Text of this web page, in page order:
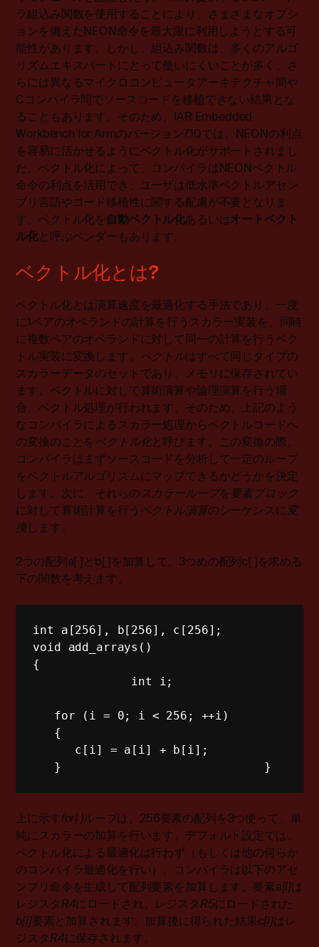
ラ組込み関数を使用することにより、さまざまなオプシ
ョンを備えたNEON命令を最大限に利用しようとする可
能性があります。しかし、組込み関数は、多くのアルゴ
リズムエキスパートにとって使いにくいことが多く、さ
らには異なるマイクロコンピュータアーキテクチャ間や
Cコンパイラ間でソースコードを移植できない結果とな
ることもあります。そのため、IAR Embedded
Workbench for Armのバージョン7.10では、NEONの利点
を容易に活かせるようにベクトル化がサポートされまし
た。ベクトル化によって、コンパイラはNEONベクトル
命令の利点を活用でき、ユーザは低水準ベクトルアセン
ブリ言語やコード移植性に関する配慮が不要となりま
す。ベクトル化を自動ベクトル化あるいはオートベクト
ル化と呼ぶベンダーもあります。
ベクトル化とは?
ベクトル化とは演算速度を最適化する手法であり、一度
に1ペアのオペランドの計算を行うスカラー実装を、同時
に複数ペアのオペランドに対して同一の計算を行うベク
トル実装に変換します。 ベクトルはすべて同じタイプの
スカラーデータのセットであり、メモリに保存されてい
ます。ベクトルに対して算術演算や論理演算を行う場
合、ベクトル処理が行われます。そのため、上記のよう
なコンパイラによるスカラー処理からベクトルコードへ
の変換のことをベクトル化と呼びます。この変換の際、
コンパイラはまずソースコードを分析して一定のループ
をベクトルアルゴリズムにマップできるかどうかを決定
します。次に、それらのスカラーループを要素ブロック
に対して算術計算を行う ベクトル演算のシーケンスに変
換します。
2つの配列a[ ]とb[ ]を加算して、3つめの配列c[ ]を求める
下の関数を考えます。
int a [256] , b [ 256] , c [ 256] ;
void
add_arrays ( )
{
int i;
for ( i = 0; i < 256 ; ++i )
{
      c
[ i] = a [ i] + b [ i] ;
}
}
上に示すfor{ }ループは、256要素の配列を3つ使って、単
純にスカラーの加算を行います。デフォルト設定では、
ベクトル化による最適化は行わず（もしくは他の何らか
のコンパイラ最適化を行い）、コンパイラは以下のアセ
ンブリ命令を生成して配列要素を加算します。要素a[i]は
レジスタR4にロードされ、レジスタR5にロードされた
b[i]要素と加算されます。加算後に得られた結果c[i]はレ
ジスタR4に保存されます。